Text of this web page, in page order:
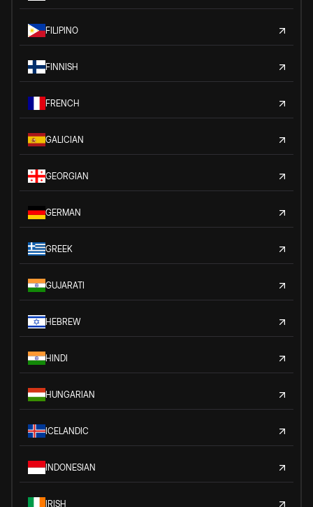
FILIPINO
FINNISH
FRENCH
GALICIAN
GEORGIAN
GERMAN
GREEK
GUJARATI
HEBREW
HINDI
HUNGARIAN
ICELANDIC
INDONESIAN
IRISH